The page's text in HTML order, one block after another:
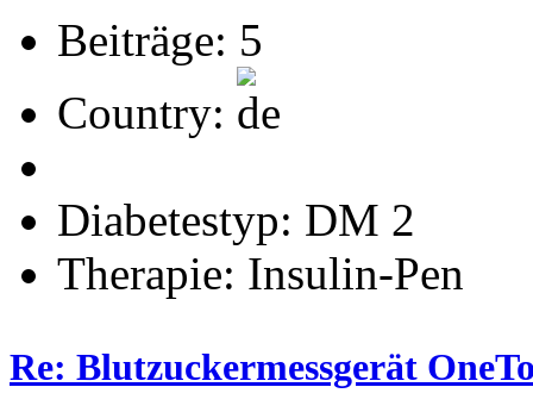
Beiträge: 5
Country:
Diabetestyp: DM 2
Therapie: Insulin-Pen
Re: Blutzuckermessgerät